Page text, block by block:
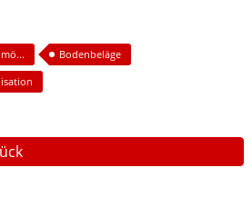
Bodenbeläge